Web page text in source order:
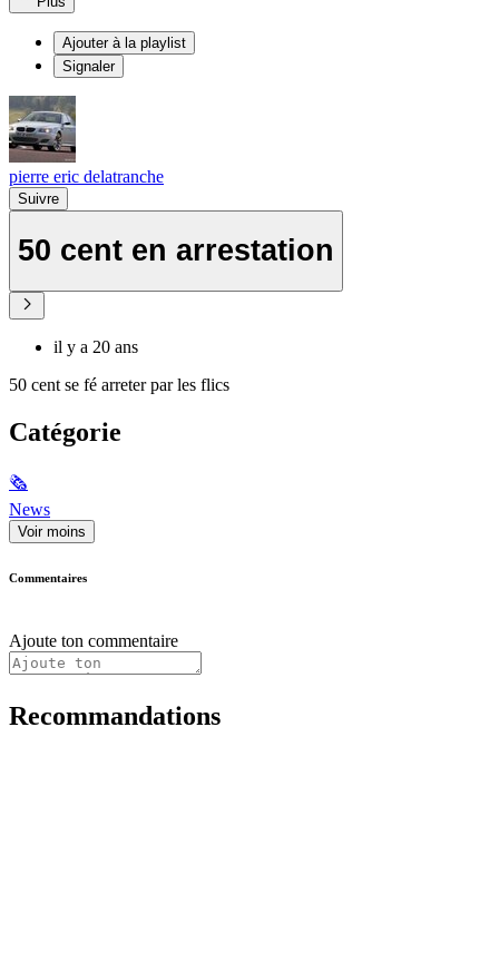
Ajouter à la playlist
Signaler
pierre eric delatranche
Suivre
50 cent en arrestation
il y a 20 ans
50 cent se fé arreter par les flics
Catégorie
🗞
News
Voir moins
Commentaires
Ajoute ton commentaire
Recommandations